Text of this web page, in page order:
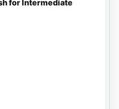
for Intermediate